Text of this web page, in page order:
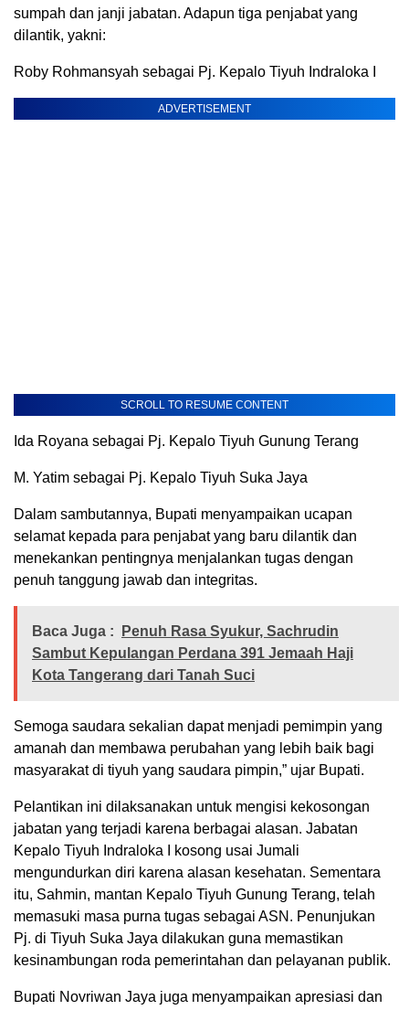
sumpah dan janji jabatan. Adapun tiga penjabat yang
dilantik, yakni:
Roby Rohmansyah sebagai Pj. Kepalo Tiyuh Indraloka I
ADVERTISEMENT
SCROLL TO RESUME CONTENT
Ida Royana sebagai Pj. Kepalo Tiyuh Gunung Terang
M. Yatim sebagai Pj. Kepalo Tiyuh Suka Jaya
Dalam sambutannya, Bupati menyampaikan ucapan
selamat kepada para penjabat yang baru dilantik dan
menekankan pentingnya menjalankan tugas dengan
penuh tanggung jawab dan integritas.
Baca Juga :
Penuh Rasa Syukur, Sachrudin
Sambut Kepulangan Perdana 391 Jemaah Haji
Kota Tangerang dari Tanah Suci
Semoga saudara sekalian dapat menjadi pemimpin yang
amanah dan membawa perubahan yang lebih baik bagi
masyarakat di tiyuh yang saudara pimpin,” ujar Bupati.
Pelantikan ini dilaksanakan untuk mengisi kekosongan
jabatan yang terjadi karena berbagai alasan. Jabatan
Kepalo Tiyuh Indraloka I kosong usai Jumali
mengundurkan diri karena alasan kesehatan. Sementara
itu, Sahmin, mantan Kepalo Tiyuh Gunung Terang, telah
memasuki masa purna tugas sebagai ASN. Penunjukan
Pj. di Tiyuh Suka Jaya dilakukan guna memastikan
kesinambungan roda pemerintahan dan pelayanan publik.
Bupati Novriwan Jaya juga menyampaikan apresiasi dan